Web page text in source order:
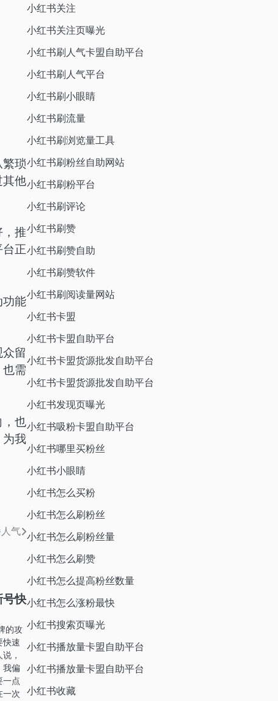
琐
他
推
正
能
留
需
也
我
气
号快
的攻
快速
，
我偏
一点
一次
小红书关注
小红书关注页曝光
小红书刷人气卡盟自助平台
小红书刷人气平台
小红书刷小眼睛
小红书刷流量
小红书刷浏览量工具
小红书刷粉丝自助网站
小红书刷粉平台
小红书刷评论
小红书刷赞
小红书刷赞自助
小红书刷赞软件
小红书刷阅读量网站
小红书卡盟
小红书卡盟自助平台
小红书卡盟货源批发自助平台
小红书卡盟货源批发自助平台
小红书发现页曝光
小红书吸粉卡盟自助平台
小红书哪里买粉丝
小红书小眼睛
小红书怎么买粉
小红书怎么刷粉丝
小红书怎么刷粉丝量
小红书怎么刷赞
小红书怎么提高粉丝数量
小红书怎么涨粉最快
小红书搜索页曝光
小红书播放量卡盟自助平台
小红书播放量卡盟自助平台
小红书收藏